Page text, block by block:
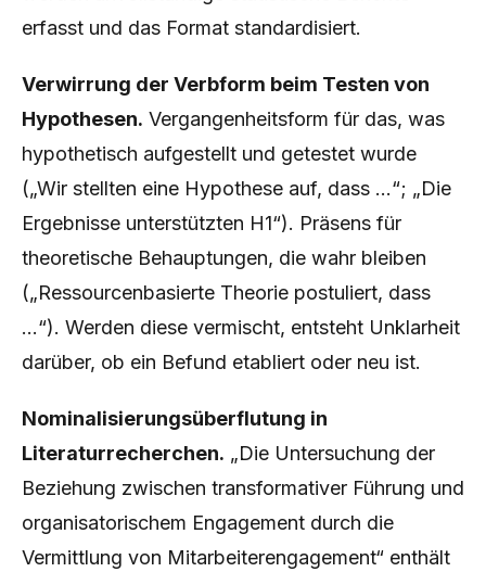
erfasst und das Format standardisiert.
Verwirrung der Verbform beim Testen von
Hypothesen. Vergangenheitsform für das, was
hypothetisch aufgestellt und getestet wurde
(„Wir stellten eine Hypothese auf, dass …“; „Die
Ergebnisse unterstützten H1“). Präsens für
theoretische Behauptungen, die wahr bleiben
(„Ressourcenbasierte Theorie postuliert, dass
…“). Werden diese vermischt, entsteht Unklarheit
darüber, ob ein Befund etabliert oder neu ist.
Nominalisierungsüberflutung in
Literaturrecherchen. „Die Untersuchung der
Beziehung zwischen transformativer Führung und
organisatorischem Engagement durch die
Vermittlung von Mitarbeiterengagement“ enthält